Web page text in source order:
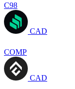
C98
CAD
COMP
CAD